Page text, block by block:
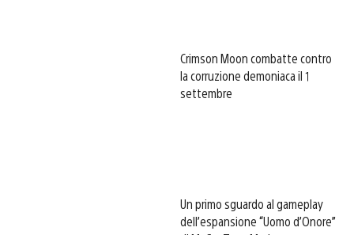
Crimson Moon combatte contro
la corruzione demoniaca il 1
settembre
Un primo sguardo al gameplay
dell’espansione “Uomo d’Onore”